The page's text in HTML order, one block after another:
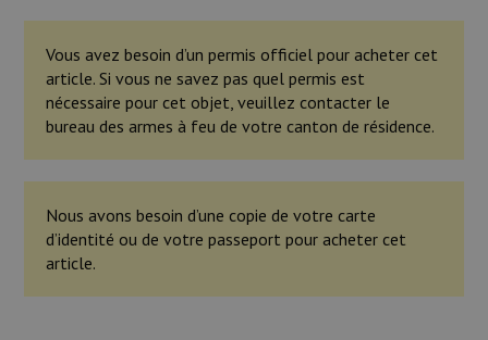
Vous avez besoin d’un permis officiel pour acheter cet
article. Si vous ne savez pas quel permis est
nécessaire pour cet objet, veuillez contacter le
bureau des armes à feu de votre canton de résidence.
Nous avons besoin d’une copie de votre carte
d’identité ou de votre passeport pour acheter cet
article.